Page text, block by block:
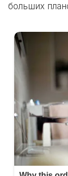
больших